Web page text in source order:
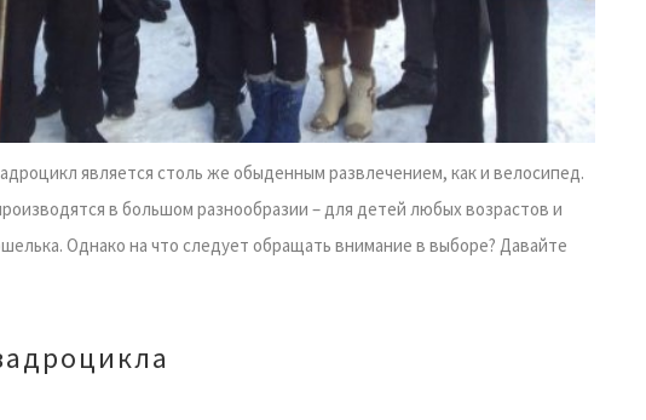
является столь же обыденным развлечением, как и велосипед.
в большом разнообразии – для детей любых возрастов и
Однако на что следует обращать внимание в выборе? Давайте